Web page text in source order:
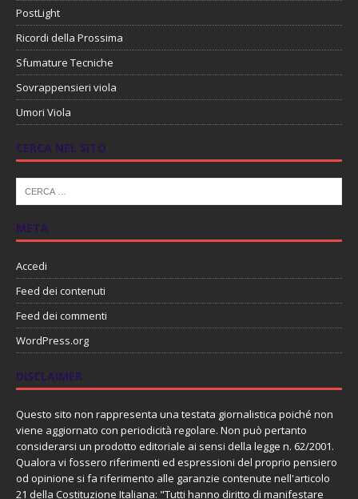
PostLight
Ricordi della Prossima
Sfumature Tecniche
Sovrappensieri viola
Umori Viola
CERCA NEL SITO
META
Accedi
Feed dei contenuti
Feed dei commenti
WordPress.org
DISCLAIMER
Questo sito non rappresenta una testata giornalistica poiché non
viene aggiornato con periodicità regolare. Non può pertanto
considerarsi un prodotto editoriale ai sensi della legge n. 62/2001.
Qualora vi fossero riferimenti ed espressioni del proprio pensiero
od opinione si fa riferimento alle garanzie contenute nell'articolo
21 della Costituzione Italiana: "Tutti hanno diritto di manifestare